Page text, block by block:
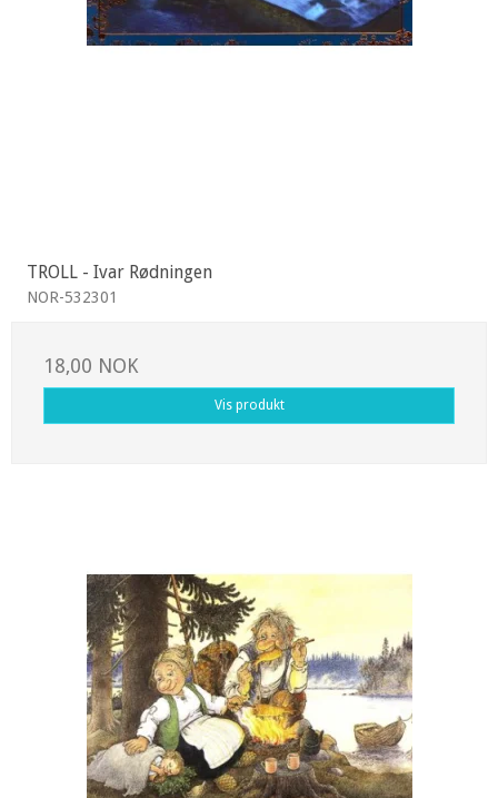
TROLL - Ivar Rødningen
NOR-532301
18,00 NOK
Vis produkt